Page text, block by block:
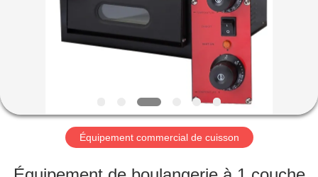
MAISON
VIDÉOS Équipement commercial de cuisson